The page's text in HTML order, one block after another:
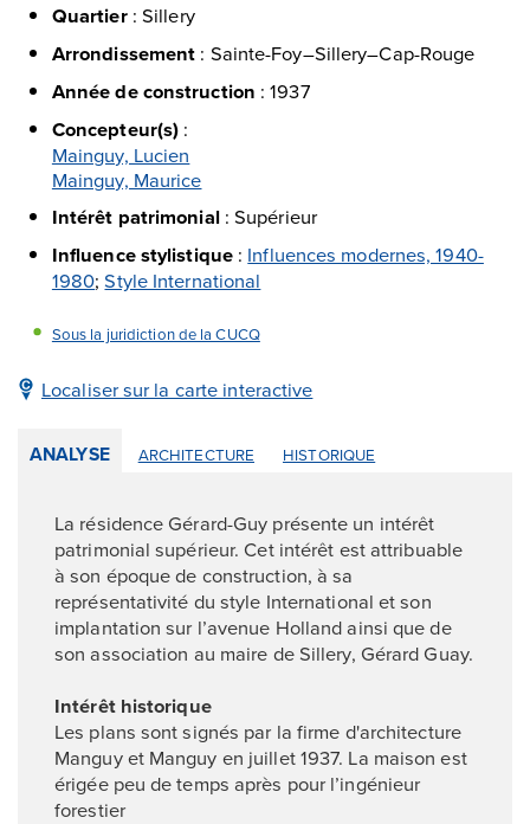
Quartier: Sillery
Arrondissement : Sainte-Foy–Sillery–Cap-Rouge
Année de construction :1937
Concepteur(s) :
Mainguy, Lucien
Mainguy, Maurice
Intérêt patrimonial:Supérieur
Influence stylistique: Influences modernes, 1940-
1980;Style International
Sous la juridiction de la CUCQ
Localiser sur la carte interactive
ANALYSE ARCHITECTURE HISTORIQUE
La résidence Gérard-Guy présente un intérêt
patrimonial supérieur. Cet intérêt est attribuable
à son époque de construction, à sa
représentativité du style International et son
implantation sur l’avenue Holland ainsi que de
son association au maire de Sillery, Gérard Guay.
Intérêt historique
Les plans sont signés par la firme d'architecture
Manguy et Manguy en juillet 1937. La maison est
érigée peu de temps après pour l’ingénieur
forestier